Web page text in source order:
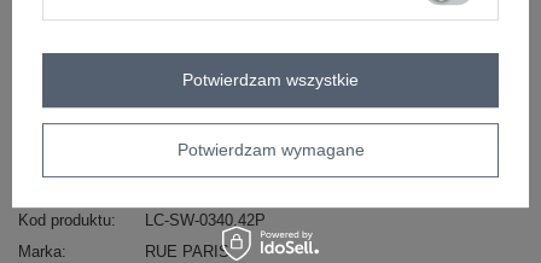
RUE PARIS .
skład materiału: 100% akryl
Kod produktu
LC-SW-0340.42P
Marka
RUE PARIS
Potwierdzam wymagane
Potwierdzam wszystkie